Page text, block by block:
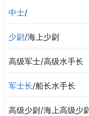
中士/
少尉/海上少尉
高级军士/高级水手长
军士长/船长水手长
高级少尉/海上高级少